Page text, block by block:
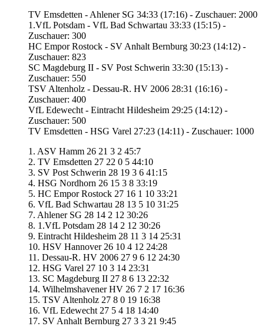
TV Emsdetten - Ahlener SG 34:33 (17:16) - Zuschauer: 2000
1.VfL Potsdam - VfL Bad Schwartau 33:33 (15:15) -
Zuschauer: 300
HC Empor Rostock - SV Anhalt Bernburg 30:23 (14:12) -
Zuschauer: 823
SC Magdeburg II - SV Post Schwerin 33:30 (15:13) -
Zuschauer: 550
TSV Altenholz - Dessau-R. HV 2006 28:31 (16:16) -
Zuschauer: 400
VfL Edewecht - Eintracht Hildesheim 29:25 (14:12) -
Zuschauer: 500
TV Emsdetten - HSG Varel 27:23 (14:11) - Zuschauer: 1000
1. ASV Hamm 26 21 3 2 45:7
2. TV Emsdetten 27 22 0 5 44:10
3. SV Post Schwerin 28 19 3 6 41:15
4. HSG Nordhorn 26 15 3 8 33:19
5. HC Empor Rostock 27 16 1 10 33:21
6. VfL Bad Schwartau 28 13 5 10 31:25
7. Ahlener SG 28 14 2 12 30:26
8. 1.VfL Potsdam 28 14 2 12 30:26
9. Eintracht Hildesheim 28 11 3 14 25:31
10. HSV Hannover 26 10 4 12 24:28
11. Dessau-R. HV 2006 27 9 6 12 24:30
12. HSG Varel 27 10 3 14 23:31
13. SC Magdeburg II 27 8 6 13 22:32
14. Wilhelmshavener HV 26 7 2 17 16:36
15. TSV Altenholz 27 8 0 19 16:38
16. VfL Edewecht 27 5 4 18 14:40
17. SV Anhalt Bernburg 27 3 3 21 9:45